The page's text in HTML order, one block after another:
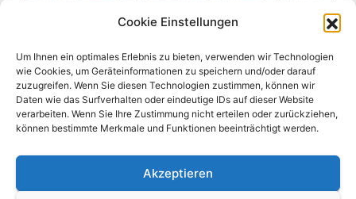
Cookie Einstellungen
Um Ihnen ein optimales Erlebnis zu bieten, verwenden wir Technologien
wie Cookies, um Geräteinformationen zu speichern und/oder darauf
zuzugreifen. Wenn Sie diesen Technologien zustimmen, können wir
Daten wie das Surfverhalten oder eindeutige IDs auf dieser Website
verarbeiten. Wenn Sie Ihre Zustimmung nicht erteilen oder zurückziehen,
können bestimmte Merkmale und Funktionen beeinträchtigt werden.
Akzeptieren
blogisch.de